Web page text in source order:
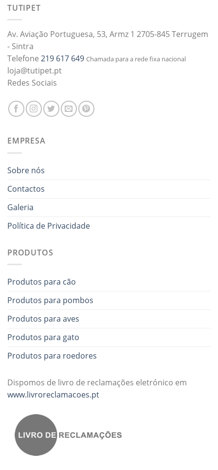
TUTIPET
Av. Aviação Portuguesa, 53, Armz 1 2705-845 Terrugem
- Sintra
Telefone 219 617 649 Chamada para a rede fixa nacional
loja@tutipet.pt
Redes Sociais
EMPRESA
Sobre nós
Contactos
Galeria
Política de Privacidade
PRODUTOS
Produtos para cão
Produtos para pombos
Produtos para aves
Produtos para gato
Produtos para roedores
Dispomos de livro de reclamações eletrónico em
www.livroreclamacoes.pt